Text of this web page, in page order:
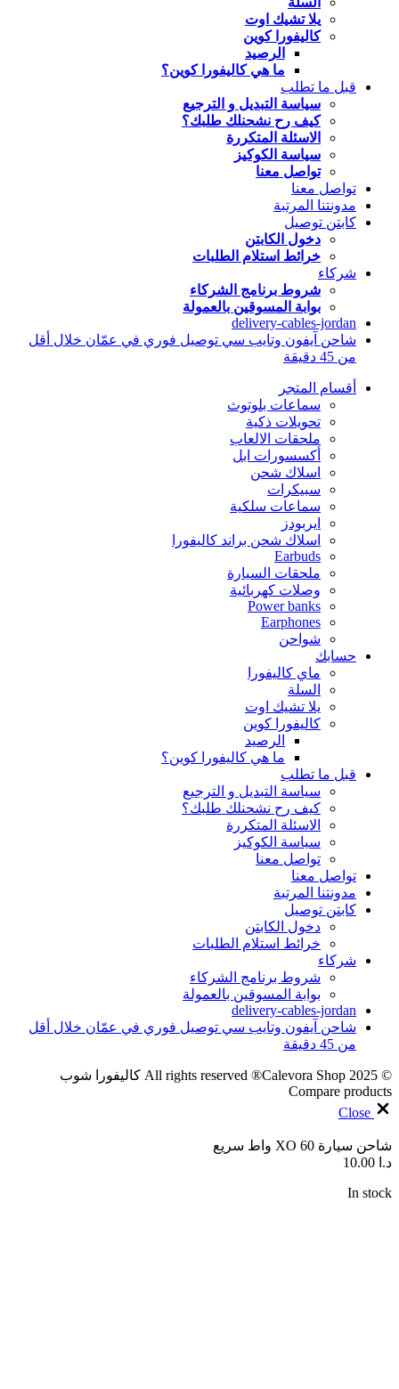
يلا تشيك اوت
كاليفورا كوين
الرصيد
ما هي كاليفورا كوين؟
قبل ما تطلب
سياسة التبديل و الترجيع
كيف رح نشحنلك طلبك؟
الاسئلة المتكررة
سياسة الكوكيز
تواصل معنا
تواصل معنا
مدونتنا المرتبة
كابتن توصيل
دخول الكابتن
خرائط استلام الطلبات
شركاء
شروط برنامج الشركاء
بوابة المسوقين بالعمولة
delivery-cables-jordan
شاحن آيفون وتايب سي توصيل فوري في عمّان خلال أقل
من 45 دقيقة
أقسام المتجر
سماعات بلوتوث
تحويلات ذكية
ملحقات الالعاب
أكسسورات ابل
اسلاك شحن
سبيكرات
سماعات سلكية
ايربودز
اسلاك شحن براند كاليفورا
Earbuds
ملحقات السيارة
وصلات كهربائية
Power banks
Earphones
شواحن
حسابك
ماي كاليفورا
السلة
يلا تشيك اوت
كاليفورا كوين
الرصيد
ما هي كاليفورا كوين؟
قبل ما تطلب
سياسة التبديل و الترجيع
كيف رح نشحنلك طلبك؟
الاسئلة المتكررة
سياسة الكوكيز
تواصل معنا
تواصل معنا
مدونتنا المرتبة
كابتن توصيل
دخول الكابتن
خرائط استلام الطلبات
شركاء
شروط برنامج الشركاء
بوابة المسوقين بالعمولة
delivery-cables-jordan
شاحن آيفون وتايب سي توصيل فوري في عمّان خلال أقل
من 45 دقيقة
© 2025 All rights reserved ®Calevora Shop كاليفورا شوب
Compare products
Close
شاحن سيارة XO 60 واط سريع
د.ا
In stock